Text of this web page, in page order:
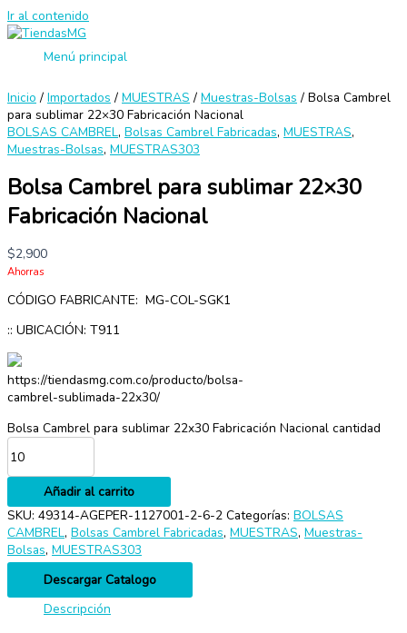
Ir al contenido
Menú principal
Inicio / Importados / MUESTRAS / Muestras-Bolsas / Bolsa Cambrel
para sublimar 22×30 Fabricación Nacional
BOLSAS CAMBREL, Bolsas Cambrel Fabricadas, MUESTRAS,
Muestras-Bolsas, MUESTRAS303
Bolsa Cambrel para sublimar 22×30
Fabricación Nacional
$2,900
Ahorras
CÓDIGO FABRICANTE: MG-COL-SGK1
:: UBICACIÓN: T911
https://tiendasmg.com.co/producto/bolsa-
cambrel-sublimada-22x30/
Bolsa Cambrel para sublimar 22x30 Fabricación Nacional cantidad
Añadir al carrito
SKU: 49314-AGEPER-1127001-2-6-2 Categorías: BOLSAS
CAMBREL, Bolsas Cambrel Fabricadas, MUESTRAS, Muestras-
Bolsas, MUESTRAS303
Descargar Catalogo
Descripción